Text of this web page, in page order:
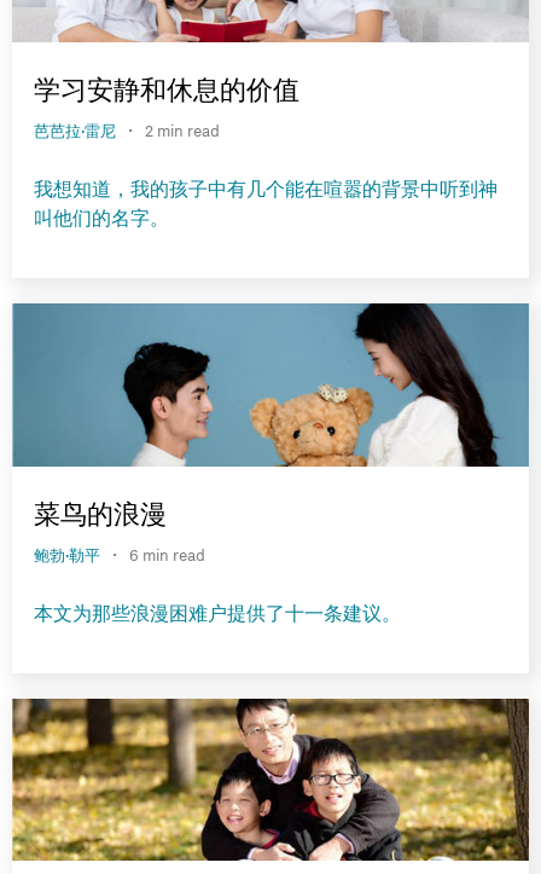
学习安静和休息的价值
芭芭拉·雷尼 · 2 min read
我想知道，我的孩子中有几个能在喧嚣的背景中听到神
叫他们的名字。
菜鸟的浪漫
鲍勃·勒平 · 6 min read
本文为那些浪漫困难户提供了十一条建议。